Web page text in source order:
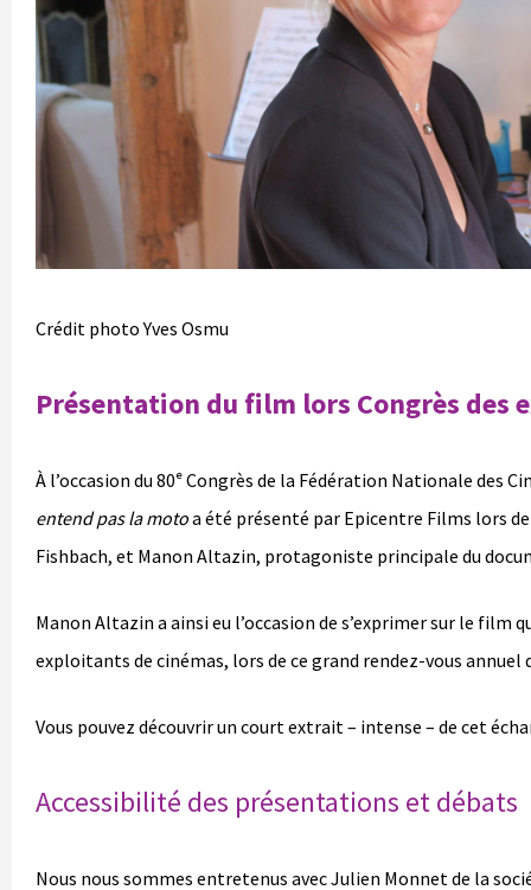
Crédit photo Yves Osmu
Présentation du film lors Congrès des
À l’occasion du 80ᵉ Congrès de la Fédération Nationale des
entend pas la motoa été présenté par Epicentre Films lors
Fishbach, et Manon Altazin, protagoniste principale du
Manon Altazin a ainsi eu l’occasion de s’exprimer sur le film
exploitants de cinémas, lors de ce grand rendez-vous annuel
Vous pouvez découvrir un court extrait – intense – de cet
Accessibilité des présentations et débats
Nous nous sommes entretenus avec Julien Monnet de la